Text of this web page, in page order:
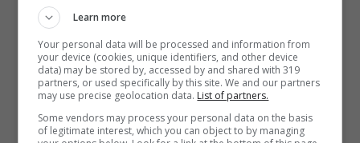
La protesta degli agricoltori non si placa (Facebook-
Notizie.com)
Dallaguerra d’Israelesi passa
direttamente alle questioni in Italia e lì la
Learn more
Your personal data will be processed and information from
your device (cookies, unique identifiers, and other device
data) may be stored by, accessed by and shared with 319
partners, or used specifically by this site. We and our partners
may use precise geolocation data. List of partners.
Some vendors may process your personal data on the basis
of legitimate interest, which you can object to by managing